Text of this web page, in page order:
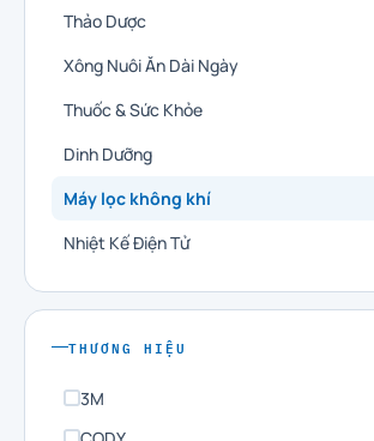
Thảo Dược
Xông Nuôi Ăn Dài Ngày
Thuốc & Sức Khỏe
Dinh Dưỡng
Máy lọc không khí
Nhiệt Kế Điện Tử
THƯƠNG HIỆU
3M